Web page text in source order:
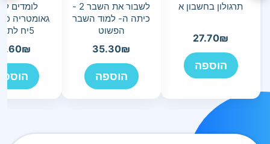
תרגולון בחשבון א
27.70₪
הוספה
לשבור את השבר 2 -
כיתה ה- למוד השבר
הפשוט
35.30₪
הוספה
לומדים
גאומטריה
5יח לתלמיד
₪